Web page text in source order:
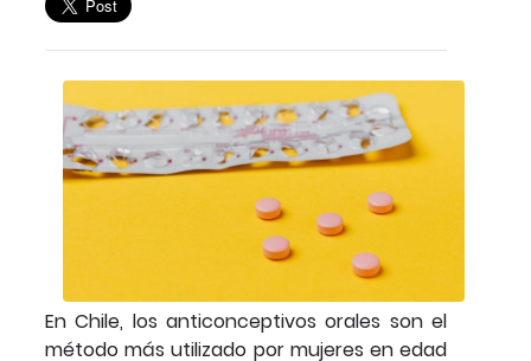
En Chile, los anticonceptivos orales son el
método más utilizado por mujeres en edad